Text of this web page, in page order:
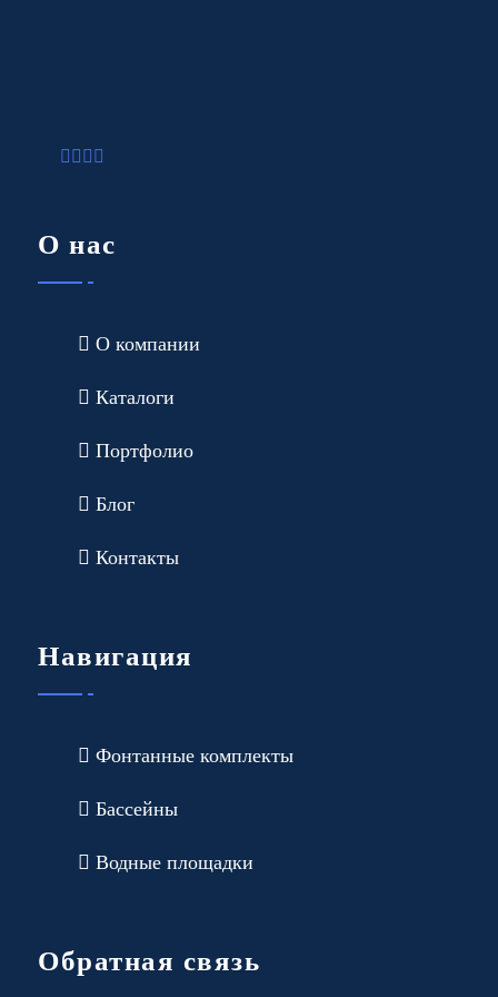
О нас
О компании
Каталоги
Портфолио
Блог
Контакты
Навигация
Фонтанные комплекты
Бассейны
Водные площадки
Обратная связь